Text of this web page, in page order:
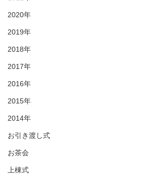
2020年
2019年
2018年
2017年
2016年
2015年
2014年
お引き渡し式
お茶会
上棟式